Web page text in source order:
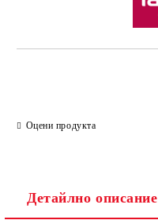
Оцени продукта
Детайлно описание